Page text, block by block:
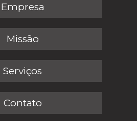
Empresa
Missão
Serviços
Contato